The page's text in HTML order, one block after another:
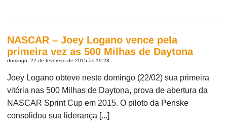
NASCAR – Joey Logano vence pela
primeira vez as 500 Milhas de Daytona
domingo, 22 de fevereiro de 2015 às 19:28
Joey Logano obteve neste domingo (22/02) sua primeira
vitória nas 500 Milhas de Daytona, prova de abertura da
NASCAR Sprint Cup em 2015. O piloto da Penske
consolidou sua liderança [...]